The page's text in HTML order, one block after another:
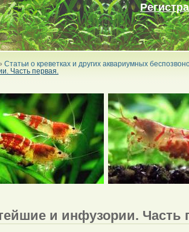
Статьи о креветках и других аквариумных
Часть первая.
и инфузории. Часть